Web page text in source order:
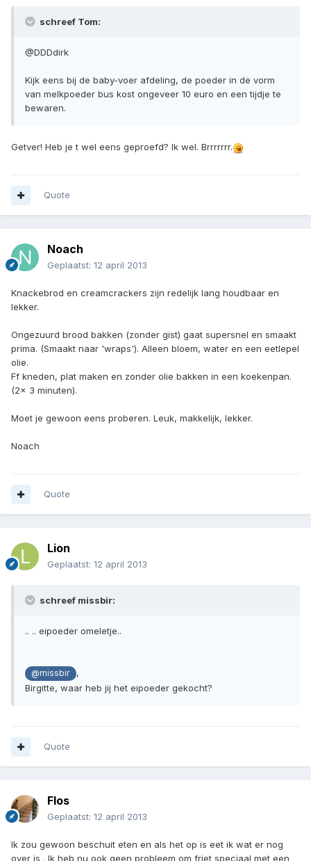
schreef Tom:
@DDDdirk
Kijk eens bij de baby-voer afdeling, de poeder in de vorm
van melkpoeder bus kost ongeveer 10 euro en een tijdje te
bewaren.
Getver! Heb je t wel eens geproefd? Ik wel. Brrrrrrr.
Quote
Noach
Geplaatst: 12 april 2013
Knackebrod en creamcrackers zijn redelijk lang houdbaar en
lekker.
Ongezuurd brood bakken (zonder gist) gaat supersnel en smaakt
prima. (Smaakt naar 'wraps'). Alleen bloem, water en een eetlepel
olie.
Ff kneden, plat maken en zonder olie bakken in een koekenpan.
(2x 3 minuten).
Moet je gewoon eens proberen. Leuk, makkelijk, lekker.
Noach
Quote
Lion
Geplaatst: 12 april 2013
schreef missbir:
.. .. eipoeder omeletje..
@missbir
,
Birgitte, waar heb jij het eipoeder gekocht?
Quote
Flos
Geplaatst: 12 april 2013
Ik zou gewoon beschuit eten en als het op is eet ik wat er nog
over is . Ik heb nu ook geen probleem om friet speciaal met een